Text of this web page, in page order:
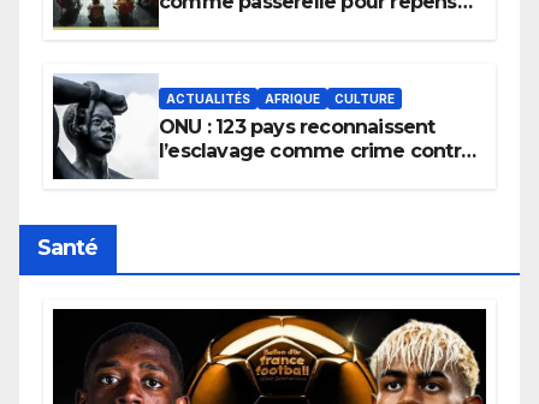
ACTUALITÉS AFRIQUE CULTURE
ONU : 123 pays reconnaissent
l’esclavage comme crime contre
Santé